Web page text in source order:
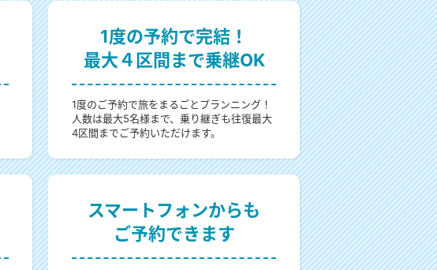
1度の予約で完結！
最大４区間まで乗継OK
1度のご予約で旅をまるごとプランニング！
人数は最大5名様まで、乗り継ぎも往復最大
4区間までご予約いただけます。
スマートフォンからも
ご予約できます